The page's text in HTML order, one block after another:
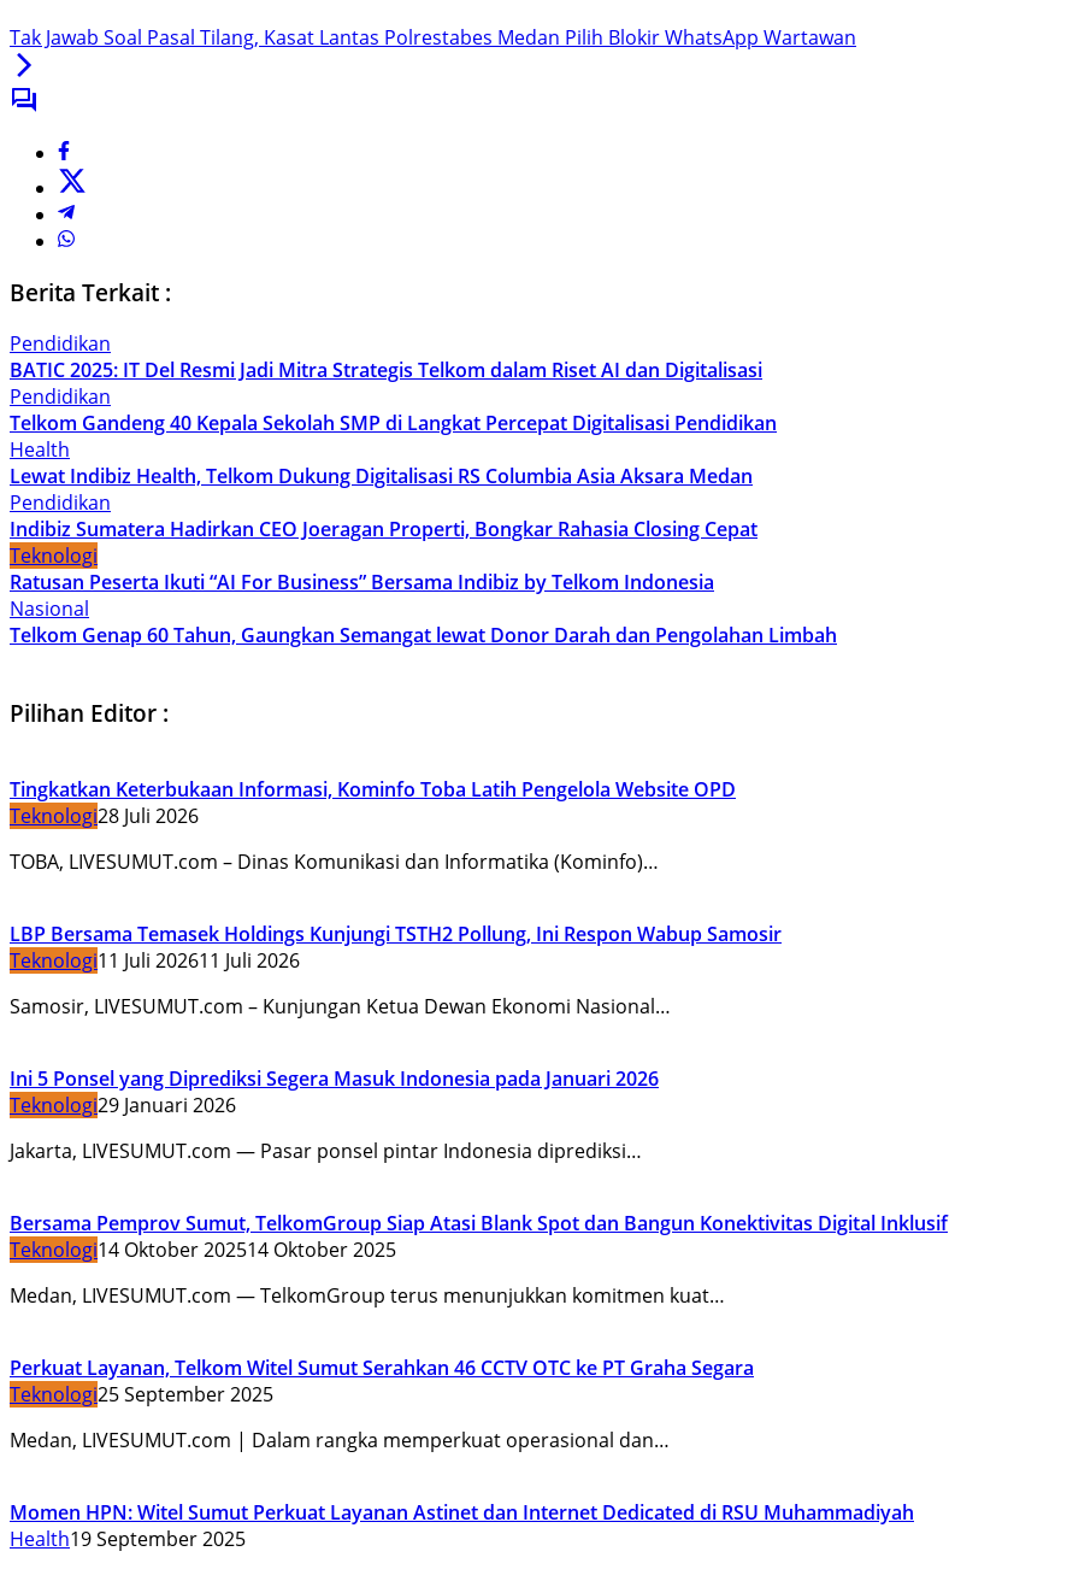
Tak Jawab Soal Pasal Tilang, Kasat Lantas Polrestabes Medan Pilih Blokir WhatsApp Wartawan
Berita Terkait :
Pendidikan
BATIC 2025: IT Del Resmi Jadi Mitra Strategis Telkom dalam Riset AI dan Digitalisasi
Pendidikan
Telkom Gandeng 40 Kepala Sekolah SMP di Langkat Percepat Digitalisasi Pendidikan
Health
Lewat Indibiz Health, Telkom Dukung Digitalisasi RS Columbia Asia Aksara Medan
Pendidikan
Indibiz Sumatera Hadirkan CEO Joeragan Properti, Bongkar Rahasia Closing Cepat
Teknologi
Ratusan Peserta Ikuti “AI For Business” Bersama Indibiz by Telkom Indonesia
Nasional
Telkom Genap 60 Tahun, Gaungkan Semangat lewat Donor Darah dan Pengolahan Limbah
Pilihan Editor :
Tingkatkan Keterbukaan Informasi, Kominfo Toba Latih Pengelola Website OPD
Teknologi28 Juli 2026
TOBA, LIVESUMUT.com – Dinas Komunikasi dan Informatika (Kominfo)…
LBP Bersama Temasek Holdings Kunjungi TSTH2 Pollung, Ini Respon Wabup Samosir
Teknologi11 Juli 202611 Juli 2026
Samosir, LIVESUMUT.com – Kunjungan Ketua Dewan Ekonomi Nasional…
Ini 5 Ponsel yang Diprediksi Segera Masuk Indonesia pada Januari 2026
Teknologi29 Januari 2026
Jakarta, LIVESUMUT.com — Pasar ponsel pintar Indonesia diprediksi…
Bersama Pemprov Sumut, TelkomGroup Siap Atasi Blank Spot dan Bangun Konektivitas Digital Inklusif
Teknologi14 Oktober 202514 Oktober 2025
Medan, LIVESUMUT.com — TelkomGroup terus menunjukkan komitmen kuat…
Perkuat Layanan, Telkom Witel Sumut Serahkan 46 CCTV OTC ke PT Graha Segara
Teknologi25 September 2025
Medan, LIVESUMUT.com | Dalam rangka memperkuat operasional dan…
Momen HPN: Witel Sumut Perkuat Layanan Astinet dan Internet Dedicated di RSU Muhammadiyah
Health19 September 2025